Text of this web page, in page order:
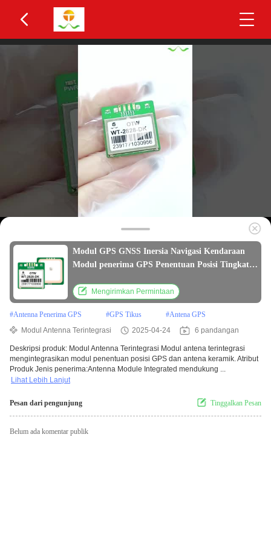
Modul GPS GNSS Inersia Navigasi Kendaraan
Modul penerima GPS Penentuan Posisi Tingkat
Mengirimkan Permintaan
#Antenna Penerima GPS #GPS Tikus #Antena GPS
Modul Antenna Terintegrasi
2025-04-24 6 pandangan
Deskripsi produk: Modul Antenna Terintegrasi Modul antena terintegrasi
mengintegrasikan modul penentuan posisi GPS dan antena keramik. Atribut
Produk Jenis penerima:Antenna Module Integrated mendukung ...
Lihat Lebih Lanjut
Pesan dari pengunjung Tinggalkan Pesan
Belum ada komentar publik